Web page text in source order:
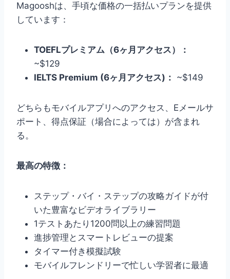
Magooshは、手頃な価格の一括払いプランを提供
しています：
TOEFLプレミアム（6ヶ月アクセス）：
~$129
IELTS Premium (6ヶ月アクセス)： ~$149
どちらもモバイルアプリへのアクセス、Eメールサ
ポート、得点保証（場合によっては）が含まれ
る。
最高の特徴：
ステップ・バイ・ステップの攻略ガイドが付
いた豊富なビデオライブラリー
1テストあたり1200問以上の練習問題
進捗管理とスマートレビューの提案
タイマー付き模擬試験
モバイルフレンドリーで忙しい学習者に最適